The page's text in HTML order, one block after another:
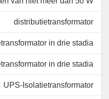
distributietransformator
in drie stadia
in drie stadia
UPS-Isolatietransformator